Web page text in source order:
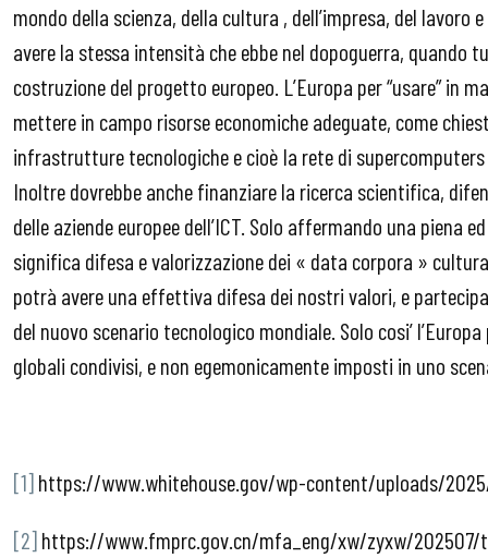
mondo della scienza, della cultura , dell’impresa, del lavoro
avere la stessa intensità che ebbe nel dopoguerra,
costruzione del progetto europeo. L’Europa per “usare” in
mettere in campo risorse economiche adeguate, come
infrastrutture tecnologiche e cioè la rete di
Inoltre dovrebbe anche finanziare la ricerca scientifica,
delle aziende europee dell’ICT. Solo affermando una
significa difesa e valorizzazione dei « data corpora »
potrà avere una effettiva difesa dei nostri valori, e
del nuovo scenario tecnologico mondiale. Solo cosi’
globali condivisi, e non egemonicamente imposti in uno
[1]https://www.whitehouse.gov/wp-content/uploads/
[2]https://www.fmprc.gov.cn/mfa_eng/xw/zyxw/202507/